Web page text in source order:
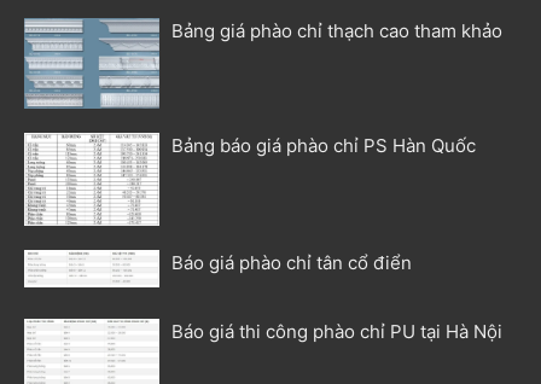
Bảng giá phào chỉ thạch cao tham khảo
Bảng báo giá phào chỉ PS Hàn Quốc
Báo giá phào chỉ tân cổ điển
Báo giá thi công phào chỉ PU tại Hà Nội